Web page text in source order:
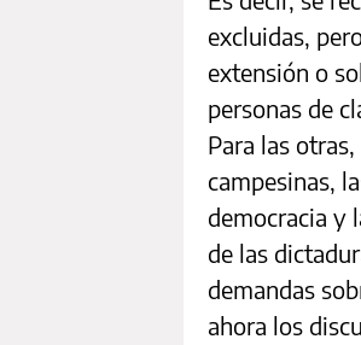
excluidas,
extensión o
personas de
Para las
campesinas,
democracia y
de las
demandas
ahora los